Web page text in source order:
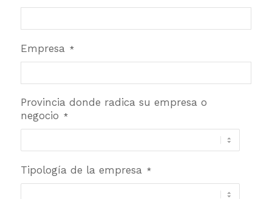
Empresa *
Provincia donde radica su empresa o
negocio *
Tipología de la empresa *